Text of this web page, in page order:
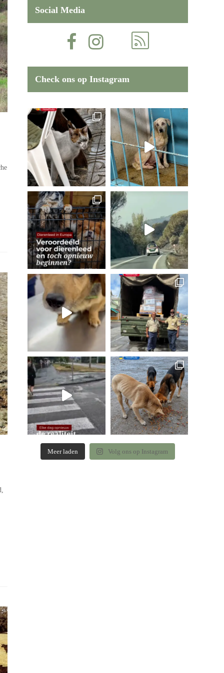
Social Media
Check ons op Instagram
Meer laden Volg ons op Instagram